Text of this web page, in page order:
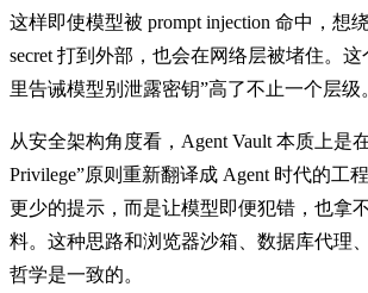
这样即使模型被 prompt injection 命中，想
secret 打到外部，也会在网络层被堵住。
里告诫模型别泄露密钥”高了不止一个层级
从安全架构角度看，Agent Vault 本质上是
Privilege”原则重新翻译成 Agent 时代的工
更少的提示，而是让模型即便犯错，也拿
料。这种思路和浏览器沙箱、数据库代理
哲学是一致的。